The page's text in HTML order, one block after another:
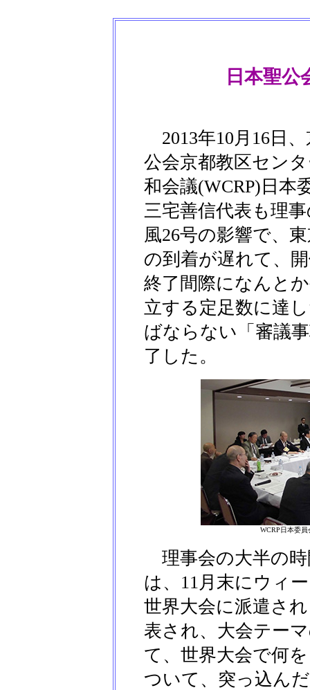
日本聖公
2013年10月16日
公会京都教区セン
和会議(WCRP)日本
三宅善信代表も理
風26号の影響で、
の到着が遅れて、
終了間際になんと
立する定足数に達
ばならない「審議
了した。
WCRP日本委
理事会の大半の時
は、11月末にウィ
世界大会に派遣さ
表され、大会テー
て、世界大会で何
ついて、突っ込ん